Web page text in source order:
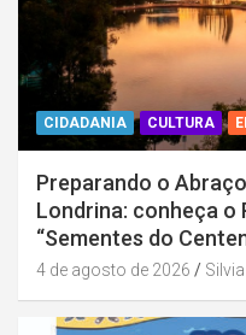
CIDADANIA CULTURA
Preparando o
Londrina: conheça o
“Sementes do
4 de agosto de 2026